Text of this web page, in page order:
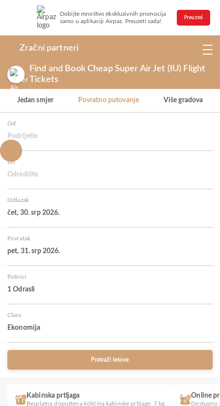
Dobijte mnoštvo ekskluzivnih promocija
samo u aplikaciji Airpaz. Preuzeti sada!
Preuzmi
Zračni partneri
Find and Book Cheap Super Air Jet (IU) Flight
Tickets
Jedan smjer Povratno putovanje Više gradova
Od
Podrijetlo
Do
Odredište
Odlazak
čet, 30. srp 2026.
Povratak
pet, 31. srp 2026.
Putnici
1 Odrasli
Class
Ekonomija
Pretraži letove
Kabinska prtljaga
Besplatna dopuštena količina kabinske prtljage: 7 kg
Online
Dostupno